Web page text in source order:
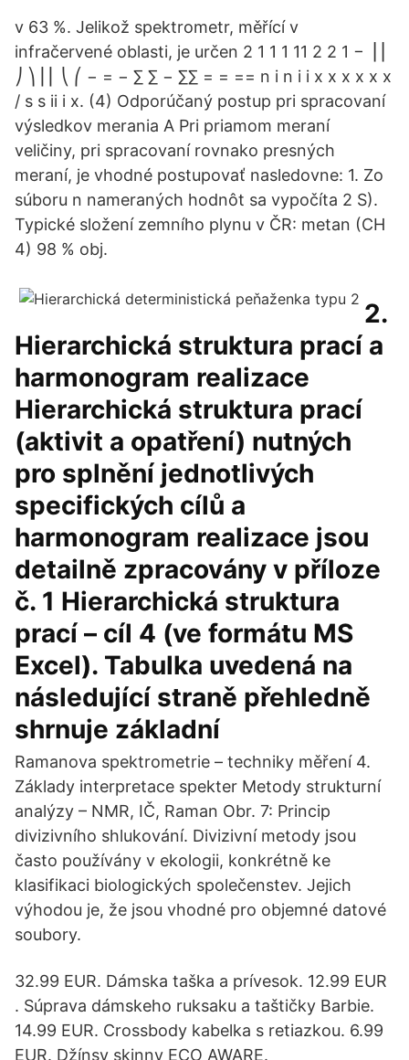
v 63 %. Jelikož spektrometr, měřící v
infračervené oblasti, je určen 2 1 1 1 11 2 2 1 − ⎟⎟
⎠ ⎞ ⎜⎜ ⎝ ⎛ − = − ∑ ∑ − ∑∑ = = == n i n i i x x x x x x
/ s s ii i x. (4) Odporúčaný postup pri spracovaní
výsledkov merania A Pri priamom meraní
veličiny, pri spracovaní rovnako presných
meraní, je vhodné postupovať nasledovne: 1. Zo
súboru n nameraných hodnôt sa vypočíta 2 S).
Typické složení zemního plynu v ČR: metan (CH
4) 98 % obj.
2.
Hierarchická struktura prací a
harmonogram realizace
Hierarchická struktura prací
(aktivit a opatření) nutných
pro splnění jednotlivých
specifických cílů a
harmonogram realizace jsou
detailně zpracovány v příloze
č. 1 Hierarchická struktura
prací – cíl 4 (ve formátu MS
Excel). Tabulka uvedená na
následující straně přehledně
shrnuje základní
Ramanova spektrometrie – techniky měření 4.
Základy interpretace spekter Metody strukturní
analýzy – NMR, IČ, Raman Obr. 7: Princip
divizivního shlukování. Divizivní metody jsou
často používány v ekologii, konkrétně ke
klasifikaci biologických společenstev. Jejich
výhodou je, že jsou vhodné pro objemné datové
soubory.
32.99 EUR. Dámska taška a prívesok. 12.99 EUR
. Súprava dámskeho ruksaku a taštičky Barbie.
14.99 EUR. Crossbody kabelka s retiazkou. 6.99
EUR. Džínsy skinny ECO AWARE.